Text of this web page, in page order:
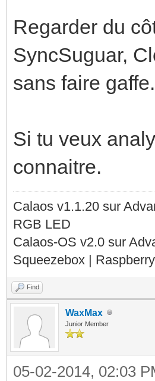
Regarder du
SyncSuguar,
sans faire gaffe.
Si tu veux
connaitre.
Calaos v1.1.20 sur
RGB LED
Calaos-OS v2.0 sur
Squeezebox |
Find
WaxMax
Junior Member
05-02-2014, 02:03